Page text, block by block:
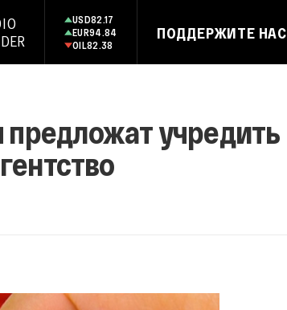
USD82.17
EUR94.84
OIL82.38
ПОДДЕРЖИТЕ НАС
учредить